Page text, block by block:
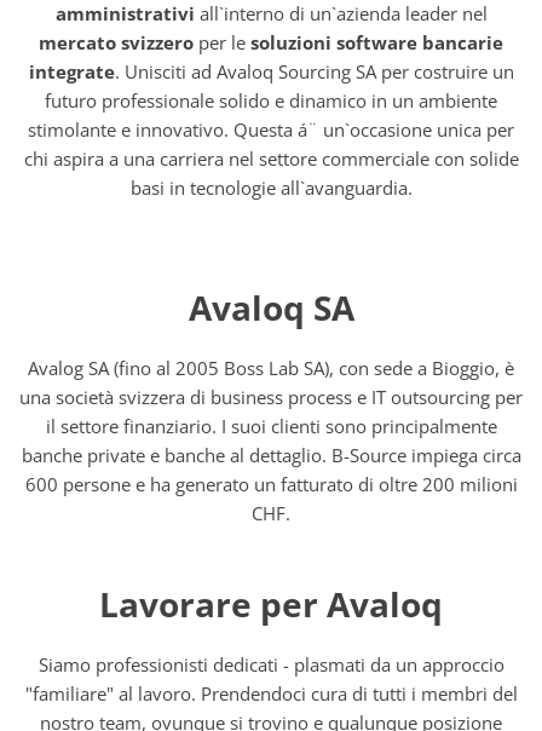
amministrativi all`interno di un`azienda leader nel
mercato svizzero per le soluzioni software bancarie
integrate. Unisciti ad Avaloq Sourcing SA per costruire un
futuro professionale solido e dinamico in un ambiente
stimolante e innovativo. Questa á¨ un`occasione unica per
chi aspira a una carriera nel settore commerciale con solide
basi in tecnologie all`avanguardia.
Avaloq SA
Avalog SA (fino al 2005 Boss Lab SA), con sede a Bioggio, è
una società svizzera di business process e IT outsourcing per
il settore finanziario. I suoi clienti sono principalmente
banche private e banche al dettaglio. B-Source impiega circa
600 persone e ha generato un fatturato di oltre 200 milioni
CHF.
Lavorare per Avaloq
Siamo professionisti dedicati - plasmati da un approccio
"familiare" al lavoro. Prendendoci cura di tutti i membri del
nostro team, ovunque si trovino e qualunque posizione